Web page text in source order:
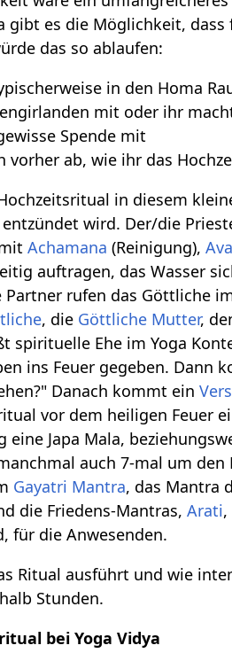
gibt es die Möglichkeit,
das so ablaufen:
in den Homa
mit oder ihr
Spende mit
vorher ab, wie ihr das
in diesem
entzündet wird. Der/die
Achamana (Reinigung),
auftragen, das Wasser
Partner rufen das Göttliche
, die Göttliche Mutter,
spirituelle Ehe im Yoga
ins Feuer gegeben.
Danach kommt ein
vor dem heiligen Feuer
eine Japa Mala,
auch 7-mal um
Gayatri Mantra, das Mantra
die Friedens-Mantras,Arati
für die Anwesenden.
Ritual ausführt und wie
Stunden.
bei Yoga Vidya